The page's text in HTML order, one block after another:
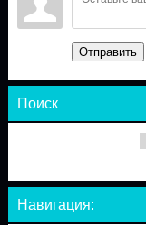
Отправить
Поиск
Навигация: